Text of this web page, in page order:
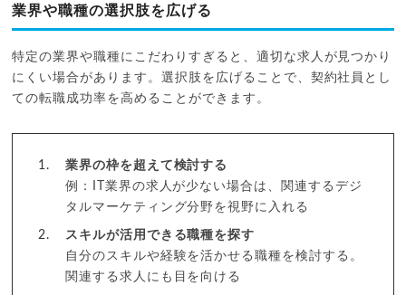
業界や職種の選択肢を広げる
特定の業界や職種にこだわりすぎると、適切な求人が見つかり
にくい場合があります。選択肢を広げることで、契約社員とし
ての転職成功率を高めることができます。
業界の枠を超えて検討する
例：IT業界の求人が少ない場合は、関連するデジ
タルマーケティング分野を視野に入れる
スキルが活用できる職種を探す
自分のスキルや経験を活かせる職種を検討する。
関連する求人にも目を向ける